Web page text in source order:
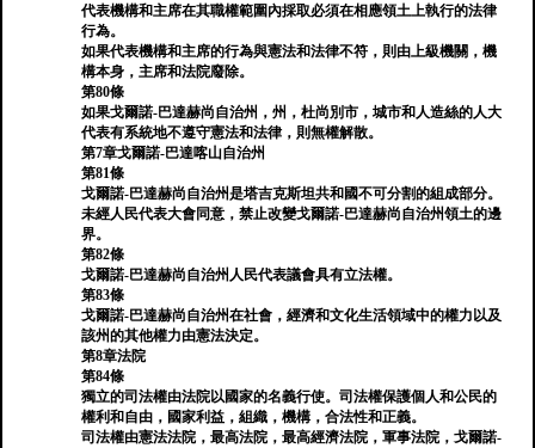
代表機構和主席在其職權範圍內採取必須在相應領土上執行的法律
行為。
如果代表機構和主席的行為與憲法和法律不符，則由上級機關，機
構本身，主席和法院廢除。
第80條
如果戈爾諾-巴達赫尚自治州，州，杜尚別市，城市和人造絲的人大
代表有系統地不遵守憲法和法律，則無權解散。
第7章戈爾諾-巴達喀山自治州
第81條
戈爾諾-巴達赫尚自治州是塔吉克斯坦共和國不可分割的組成部分。
未經人民代表大會同意，禁止改變戈爾諾-巴達赫尚自治州領土的邊
界。
第82條
戈爾諾-巴達赫尚自治州人民代表議會具有立法權。
第83條
戈爾諾-巴達赫尚自治州在社會，經濟和文化生活領域中的權力以及
該州的其他權力由憲法決定。
第8章法院
第84條
獨立的司法權由法院以國家的名義行使。司法權保護個人和公民的
權利和自由，國家利益，組織，機構，合法性和正義。
司法權由憲法法院，最高法院，最高經濟法院，軍事法院，戈爾諾-